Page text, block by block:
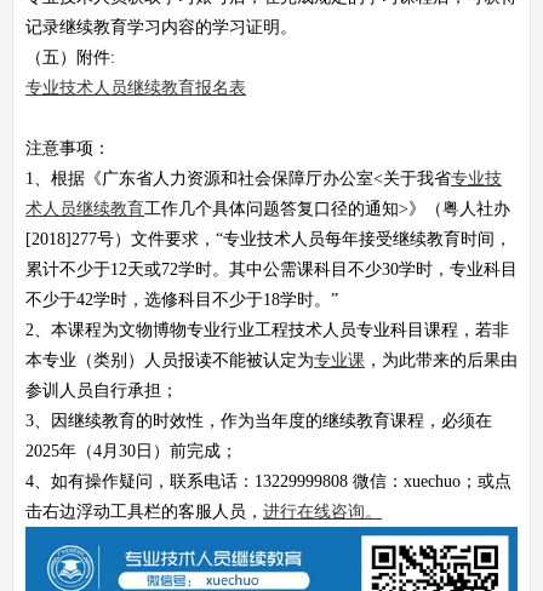
记录继续教育学习内容的学习证明。
（五）附件:
专业技术人员继续教育报名表
注意事项：
1、根据《广东省人力资源和社会保障厅办公室<关于我省专业技
术人员继续教育工作几个具体问题答复口径的通知>》（粤人社办
[2018]277号）文件要求，“专业技术人员每年接受继续教育时间，
累计不少于12天或72学时。其中公需课科目不少30学时，专业科目
不少于42学时，选修科目不少于18学时。”
2、本课程为文物博物专业行业工程技术人员专业科目课程，若非
本专业（类别）人员报读不能被认定为专业课 ，为此带来的后果由
参训人员自行承担；
3、因继续教育的时效性，作为当年度的继续教育课程，必须在
2025年（4月30日）前完成；
4、如有操作疑问，联系电话：13229999808 微信：xuechuo；或点
击右边浮动工具栏的客服人员， 进行在线咨询。